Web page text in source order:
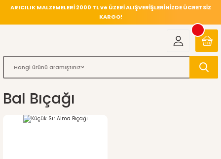
ARICILIK MALZEMELERİ 2000 TL ve ÜZERİ ALIŞVERİŞLERİNİZDE ÜCRETSİZ
KARGO!
Bal Bıçağı